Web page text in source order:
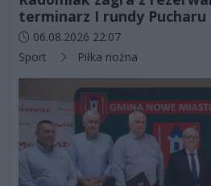
terminarz I rundy Pucharu
Data dodania artykułu:
06.08.2026 22:07
Kategorie artykułu:
Sport Piłka nożna